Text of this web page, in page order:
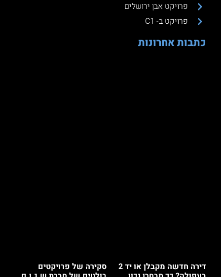
פרויקט אבן ירושלים
פרויקט ב- C1
כתבות אחרונות
דירה חדשה מקבלן או יד 2 סקירה של פרויקטים